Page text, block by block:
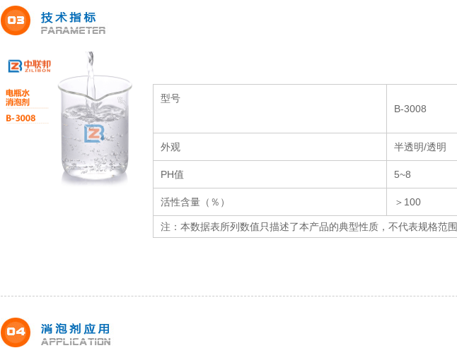
型号
B-3008
外观 半透明/透明
PH值 5~8
活性含量（％） ＞100
注：本数据表所列数值只描述了本产品的典型性质，不代表规格范围